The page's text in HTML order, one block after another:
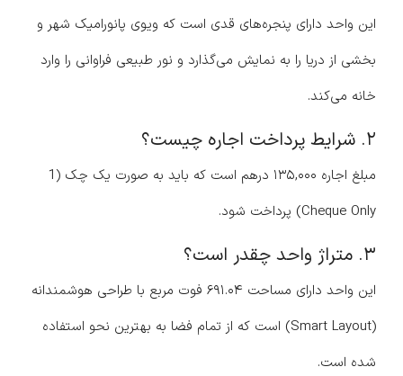
این واحد دارای پنجره‌های قدی است که ویوی پانورامیک شهر و
بخشی از دریا را به نمایش می‌گذارد و نور طبیعی فراوانی را وارد
خانه می‌کند.
۲. شرایط پرداخت اجاره چیست؟
مبلغ اجاره ۱۳۵,۰۰۰ درهم است که باید به صورت یک چک (1
Cheque Only) پرداخت شود.
۳. متراژ واحد چقدر است؟
این واحد دارای مساحت ۶۹۱.۰۴ فوت مربع با طراحی هوشمندانه
(Smart Layout) است که از تمام فضا به بهترین نحو استفاده
شده است.